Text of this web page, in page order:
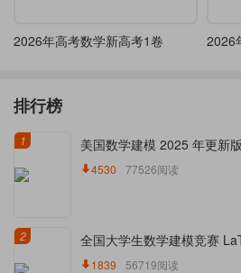
2026年高考数学新高考1卷 2026
排行榜
1 美国数学建模 2025 年更新
4530 77526阅读
2 全国大学生数学建模竞赛
1839 56719阅读